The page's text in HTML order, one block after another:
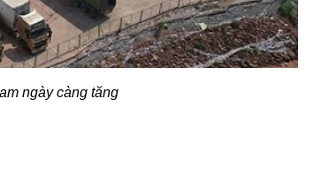
ngày càng tăng